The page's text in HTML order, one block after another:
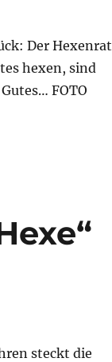
Der Hexenrat
hexen, sind
FOTO
steckt die